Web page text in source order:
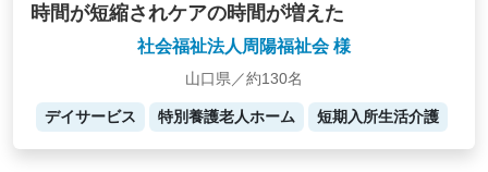
時間が短縮されケアの時間が増えた
社会福祉法人周陽福祉会 様
山口県／約130名
デイサービス 特別養護老人ホーム 短期入所生活介護